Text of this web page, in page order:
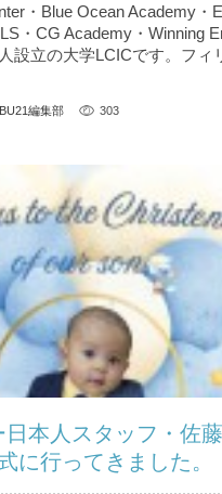
・Blue Ocean Academy・
・CG Academy・Winning
設立の大学LCICです。フィ
編集部 303
本人スタッフ・佐
に行ってきました。